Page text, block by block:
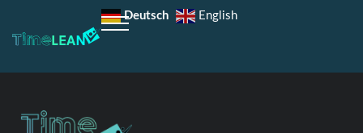
Deutsch English